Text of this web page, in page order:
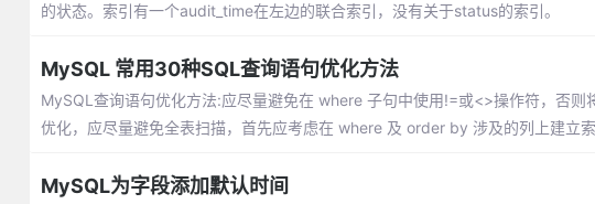
的状态。索引有一个audit_time在左边的联合索引，没有关于status的索引。
MySQL 常用30种SQL查询语句优化方法
MySQL查询语句优化方法:应尽量避免在 where 子句中使用!=或<>操作符，否
优化，应尽量避免全表扫描，首先应考虑在 where 及 order by 涉及的列上建立索
MySQL为字段添加默认时间